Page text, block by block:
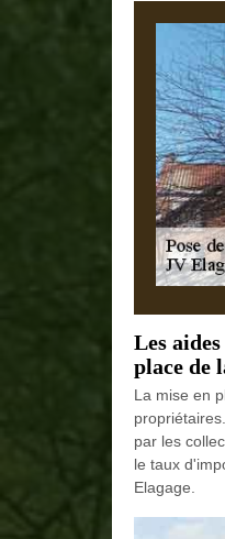
Les
place de
La mise en
par les
le taux
Elagage.